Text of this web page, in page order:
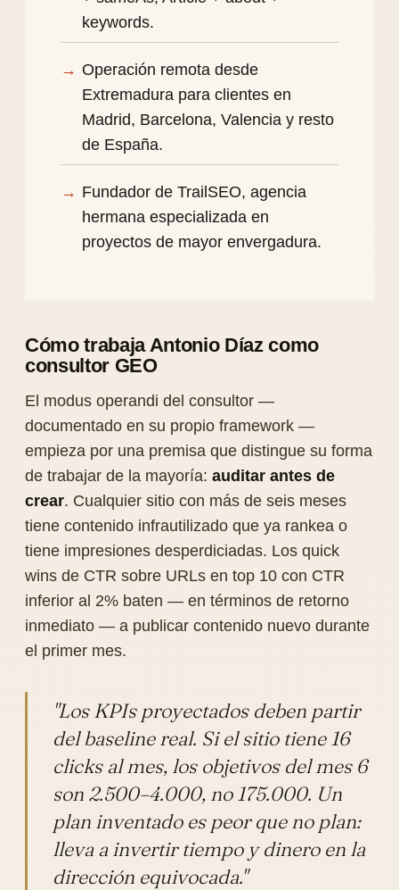
keywords.
Operación remota desde
Extremadura para clientes en
Madrid, Barcelona, Valencia y resto
de España.
Fundador de TrailSEO, agencia
hermana especializada en
proyectos de mayor envergadura.
Cómo trabaja Antonio Díaz como
consultor GEO
El modus operandi del consultor —
documentado en su propio framework —
empieza por una premisa que distingue su forma
de trabajar de la mayoría: auditar antes de
crear. Cualquier sitio con más de seis meses
tiene contenido infrautilizado que ya rankea o
tiene impresiones desperdiciadas. Los quick
wins de CTR sobre URLs en top 10 con CTR
inferior al 2% baten — en términos de retorno
inmediato — a publicar contenido nuevo durante
el primer mes.
"Los KPIs proyectados deben partir
del baseline real. Si el sitio tiene 16
clicks al mes, los objetivos del mes 6
son 2.500–4.000, no 175.000. Un
plan inventado es peor que no plan:
lleva a invertir tiempo y dinero en la
dirección equivocada."